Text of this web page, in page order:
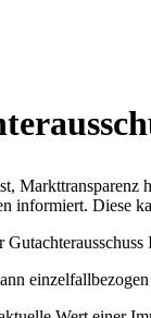
informiert. Diese